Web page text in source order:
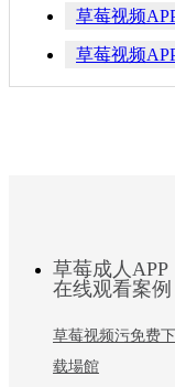
草莓视频
草莓视频
草莓成人APP
在线观看案例
草莓视频污免费下
载場館